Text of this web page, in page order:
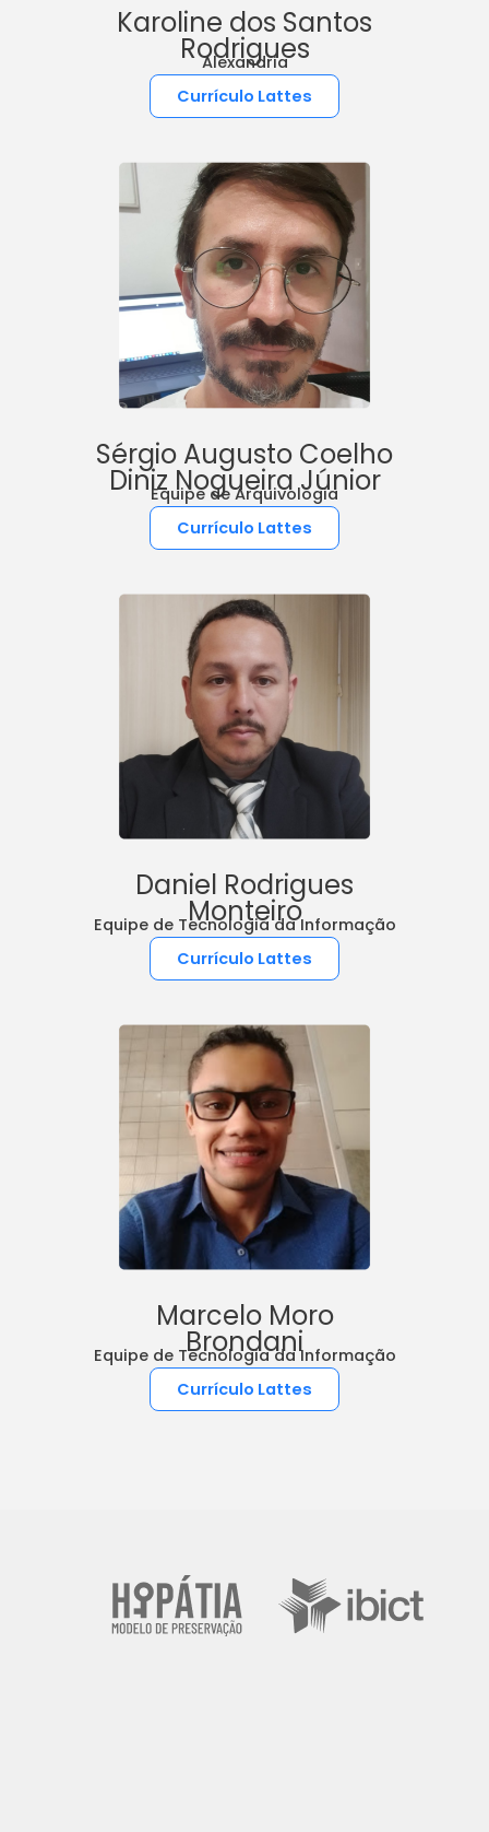
Karoline dos Santos
Rodrigues
Alexandria
Currículo Lattes
Sérgio Augusto Coelho
Diniz Nogueira Júnior
Equipe de Arquivologia
Currículo Lattes
Daniel Rodrigues
Monteiro
Equipe de Tecnologia da Informação
Currículo Lattes
Marcelo Moro
Brondani
Equipe de Tecnologia da Informação
Currículo Lattes